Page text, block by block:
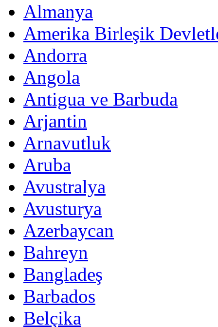
Almanya
Amerika Birleşik
Andorra
Angola
Antigua ve Barbuda
Arjantin
Arnavutluk
Aruba
Avustralya
Avusturya
Azerbaycan
Bahreyn
Bangladeş
Barbados
Belçika